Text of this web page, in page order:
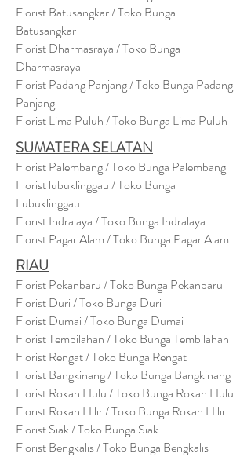
Florist Batusangkar / Toko Bunga
Batusangkar
Florist Dharmasraya / Toko Bunga
Dharmasraya
Florist Padang Panjang / Toko Bunga Padang
Panjang
Florist Lima Puluh / Toko Bunga Lima Puluh
SUMATERA SELATAN
Florist Palembang / Toko Bunga Palembang
Florist lubuklinggau / Toko Bunga
Lubuklinggau
Florist Indralaya / Toko Bunga Indralaya
Florist Pagar Alam / Toko Bunga Pagar Alam
RIAU
Florist Pekanbaru / Toko Bunga Pekanbaru
Florist Duri / Toko Bunga Duri
Florist Dumai / Toko Bunga Dumai
Florist Tembilahan / Toko Bunga Tembilahan
Florist Rengat / Toko Bunga Rengat
Florist Bangkinang / Toko Bunga Bangkinang
Florist Rokan Hulu / Toko Bunga Rokan Hulu
Florist Rokan Hilir / Toko Bunga Rokan Hilir
Florist Siak / Toko Bunga Siak
Florist Bengkalis / Toko Bunga Bengkalis